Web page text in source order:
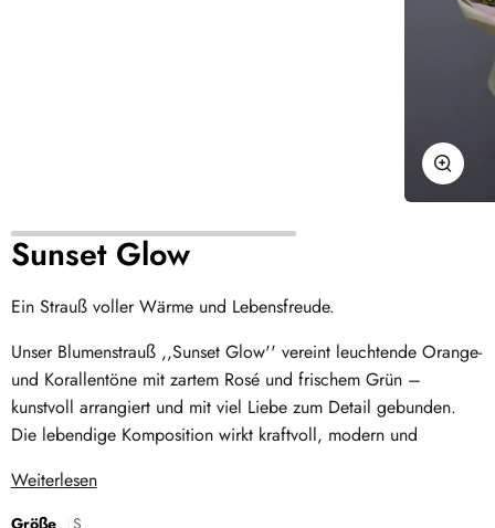
Sunset Glow
Ein Strauß voller Wärme und Lebensfreude.
Unser Blumenstrauß ,,Sunset Glow'' vereint leuchtende Orange-
und Korallentöne mit zartem Rosé und frischem Grün –
kunstvoll arrangiert und mit viel Liebe zum Detail gebunden.
Die lebendige Komposition wirkt kraftvoll, modern und
Weiterlesen